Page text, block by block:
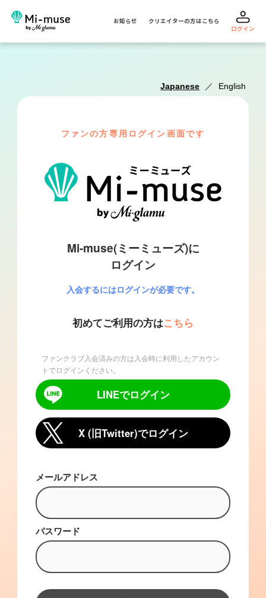
お知らせ
クリエイターの方はこちら
ログイン
Japanese ／ English
ファンの方専用ログイン画面です
Mi-muse(ミーミューズ)に
ログイン
入会するにはログインが必要です。
初めてご利用の方はこちら
ファンクラブ入会済みの方は入会時に利用したアカウン
トでログインください。
LINEでログイン
X (旧Twitter)でログイン
メールアドレス
パスワード